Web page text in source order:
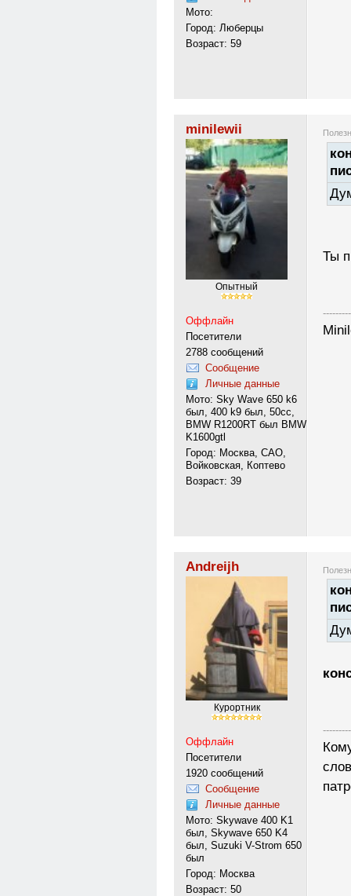
Мото:
Город: Люберцы
Возраст: 59
minilewii
Опытный
Оффлайн
Посетители
2788 сообщений
Сообщение
Личные данные
Мото: Sky Wave 650 k6
был, 400 k9 был, 50сс,
BMW R1200RT был BMW
K1600gtl
Город: Москва, САО,
Войковская, Коптево
Возраст: 39
Ты
Andreijh
Курортник
Оффлайн
Посетители
1920 сообщений
Сообщение
Личные данные
Мото: Skywave 400 K1
был, Skywave 650 K4
был, Suzuki V-Strom 650
был
Город: Москва
Возраст: 50